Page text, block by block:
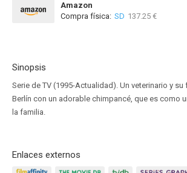
Amazon
Compra física: SD 137.25 €
Sinopsis
Serie de TV (1995-Actualidad). Un veterinario y su
Berlín con un adorable chimpancé, que es como
la familia.
Enlaces externos